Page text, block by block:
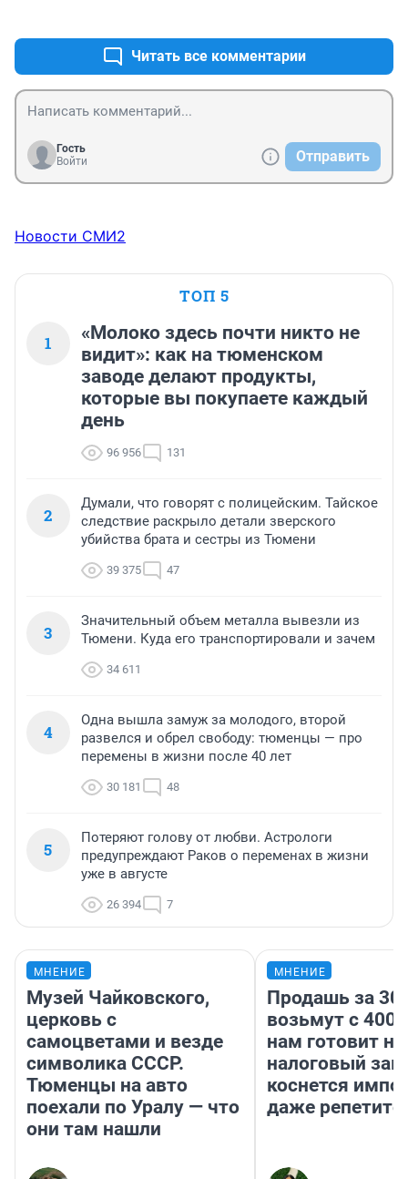
Читать все комментарии
Гость
Войти
Отправить
Новости СМИ2
ТОП 5
1
«Молоко здесь почти никто не
видит»: как на тюменском
заводе делают продукты,
которые вы покупаете каждый
день
96 956 131
2
Думали, что говорят с полицейским. Тайское
следствие раскрыло детали зверского
убийства брата и сестры из Тюмени
39 375 47
3
Значительный объем металла вывезли из
Тюмени. Куда его транспортировали и зачем
34 611
4
Одна вышла замуж за молодого, второй
развелся и обрел свободу: тюменцы — про
перемены в жизни после 40 лет
30 181 48
5
Потеряют голову от любви. Астрологи
предупреждают Раков о переменах в жизни
уже в августе
26 394 7
МНЕНИЕ
Музей Чайковского,
церковь с
самоцветами и везде
символика СССР.
Тюменцы на авто
поехали по Уралу — что
они там нашли
МНЕНИЕ
Продашь за
возьмут с
нам готовит
налоговый
коснется
даже